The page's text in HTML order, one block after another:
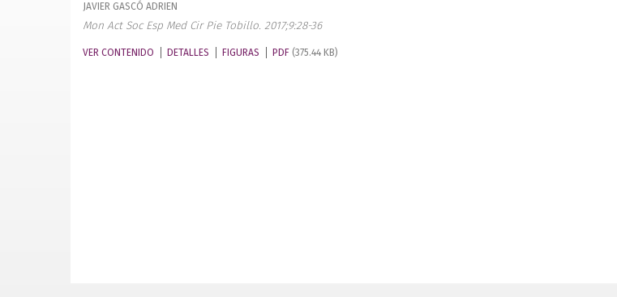
JAVIER GASCÓ ADRIEN
Mon Act Soc Esp Med Cir Pie Tobillo. 2017;9:28-36
VER CONTENIDO DETALLES FIGURAS PDF (375.44 KB)